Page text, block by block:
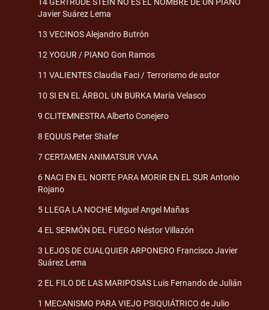
Javier Suárez Lema
13 VECINOS Alejandro Butrón
12 YOGUR / PIANO Gon Ramos
11 VALIENTES Claudia Faci / Terrorismo de autor
10 SI EN EL ÁRBOL UN BURKA María Velasco
9 CLITEMNESTRA Alberto Conejero
8 EQUUS Peter Shafer
7 CERTAMEN ANIMATSUR VVAA
6 NACI EN EL NORTE PARA MORIR EN EL SUR Antonio
Rojano
5 LLEGA LA NOCHE Miguel Angel Mañas
4 EL SERMÓN DEL FUEGO Néstor Villazón
3 LEJOS DE CUALQUIER ARPONERO Francisco Javier
Suárez Lema
2 EL FILO DE LAS MARIPOSAS Luis Fernando de Julián
1 MECANISMO PARA VIEJO PSIQUIÁTRICO de Julio